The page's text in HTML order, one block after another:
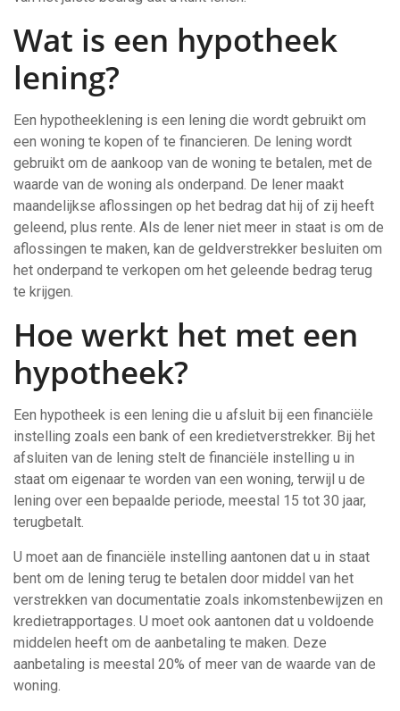
Wat is een hypotheek
lening?
Een hypotheeklening is een lening die wordt gebruikt om
een woning te kopen of te financieren. De lening wordt
gebruikt om de aankoop van de woning te betalen, met de
waarde van de woning als onderpand. De lener maakt
maandelijkse aflossingen op het bedrag dat hij of zij heeft
geleend, plus rente. Als de lener niet meer in staat is om de
aflossingen te maken, kan de geldverstrekker besluiten om
het onderpand te verkopen om het geleende bedrag terug
te krijgen.
Hoe werkt het met een
hypotheek?
Een hypotheek is een lening die u afsluit bij een financiële
instelling zoals een bank of een kredietverstrekker. Bij het
afsluiten van de lening stelt de financiële instelling u in
staat om eigenaar te worden van een woning, terwijl u de
lening over een bepaalde periode, meestal 15 tot 30 jaar,
terugbetalt.
U moet aan de financiële instelling aantonen dat u in staat
bent om de lening terug te betalen door middel van het
verstrekken van documentatie zoals inkomstenbewijzen en
kredietrapportages. U moet ook aantonen dat u voldoende
middelen heeft om de aanbetaling te maken. Deze
aanbetaling is meestal 20% of meer van de waarde van de
woning.